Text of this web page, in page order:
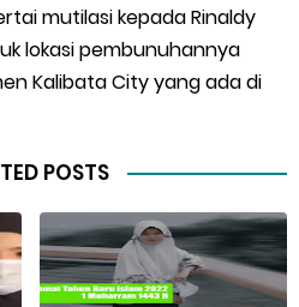
mutilasi kepada Rinaldy
lokasi pembunuhannya
Kalibata City yang ada di
POSTS